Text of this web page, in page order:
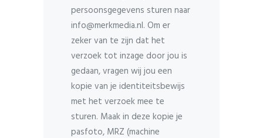
persoonsgegevens sturen naar
info@merkmedia.nl. Om er
zeker van te zijn dat het
verzoek tot inzage door jou is
gedaan, vragen wij jou een
kopie van je identiteitsbewijs
met het verzoek mee te
sturen. Maak in deze kopie je
pasfoto, MRZ (machine